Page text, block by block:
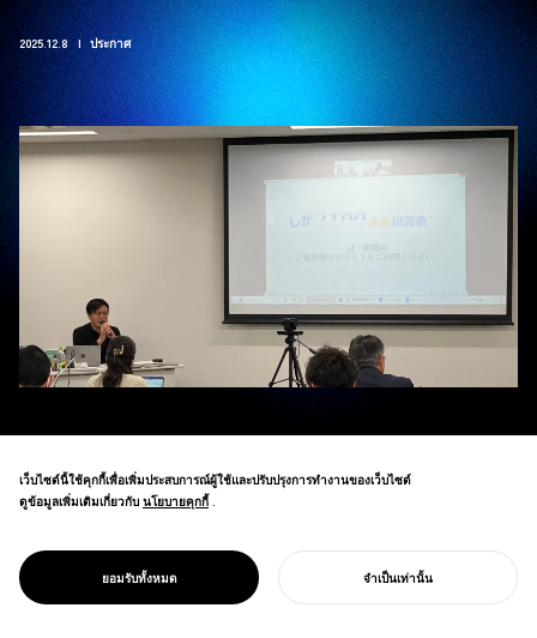
2025.12.8 ประกาศ
ผู้ก่อตั้ง NOSIGNER Eisuke Tachikawa ได้นำเวิร์กช็อป Evolutional Creativity ในเซสชันที่สาม
ฟอรัมนี้รวบรวมผู้ว่าราชการจังหวัดและรองผู้ว่าราชการจังหวัดชิงะ เจ้าหน้าที่จังหวัด และนักวิจัย
เว็บไซต์นี้ใช้คุกกี้เพื่อเพิ่มประสบการณ์ผู้ใช้และปรับปรุงการทำงานของเว็บไซต์
ดูข้อมูลเพิ่มเติมเกี่ยวกับ นโยบายคุกกี้
นโยบายคุกกี้ .
ยอมรับทั้งหมด จำเป็นเท่านั้น